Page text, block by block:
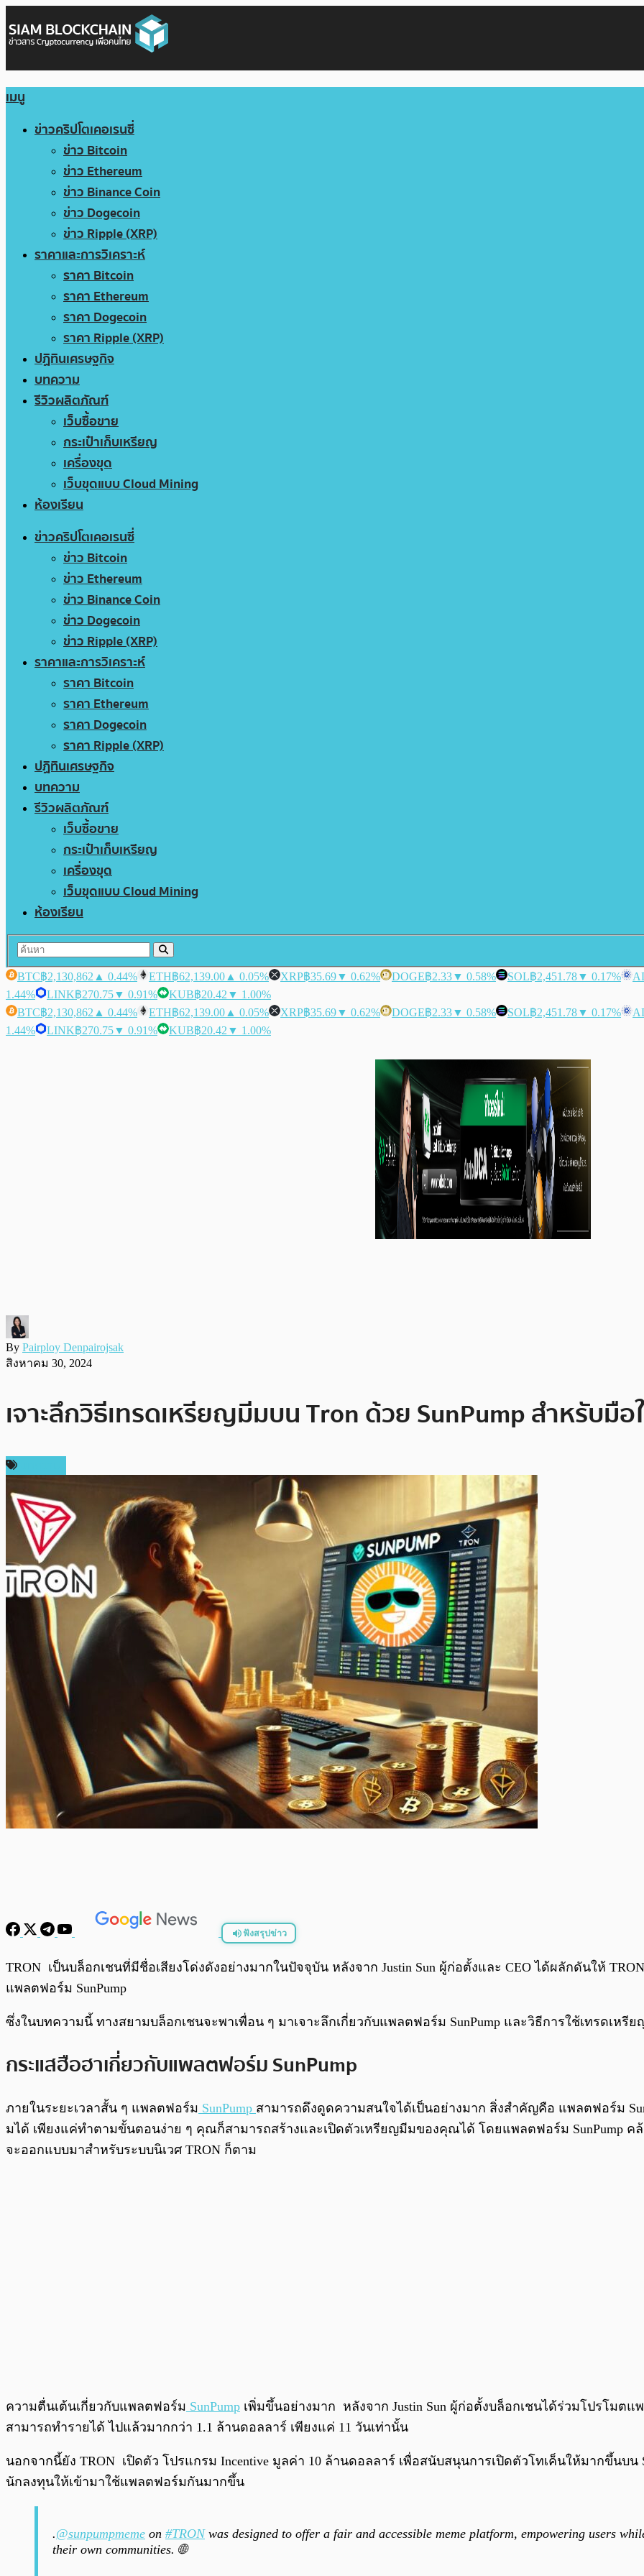
เมนู
ข่าวคริปโตเคอเรนซี่
ข่าว Bitcoin
ข่าว Ethereum
ข่าว Binance Coin
ข่าว Dogecoin
ข่าว Ripple (XRP)
ราคาและการวิเคราะห์
ราคา Bitcoin
ราคา Ethereum
ราคา Dogecoin
ราคา Ripple (XRP)
ปฏิทินเศรษฐกิจ
บทความ
รีวิวผลิตภัณฑ์
เว็บซื้อขาย
กระเป๋าเก็บเหรียญ
เครื่องขุด
เว็บขุดแบบ Cloud Mining
ห้องเรียน
ข่าวคริปโตเคอเรนซี่
ข่าว Bitcoin
ข่าว Ethereum
ข่าว Binance Coin
ข่าว Dogecoin
ข่าว Ripple (XRP)
ราคาและการวิเคราะห์
ราคา Bitcoin
ราคา Ethereum
ราคา Dogecoin
ราคา Ripple (XRP)
ปฏิทินเศรษฐกิจ
บทความ
รีวิวผลิตภัณฑ์
เว็บซื้อขาย
กระเป๋าเก็บเหรียญ
เครื่องขุด
เว็บขุดแบบ Cloud Mining
ห้องเรียน
BTC฿2,130,862 ▲ 0.44% ETH฿62,139.00 ▲ 0.05% XRP฿35.69▼ 0.62% DOGE฿2.33▼ 0.58% SOL฿2,451.78▼ 0.17%
1.44%
LINK฿270.75▼ 0.91% KUB฿20.42 ▼ 1.00%
BTC฿2,130,862 ▲ 0.44% ETH฿62,139.00 ▲ 0.05% XRP฿35.69▼ 0.62% DOGE฿2.33▼ 0.58% SOL฿2,451.78▼ 0.17%
1.44%
LINK฿270.75▼ 0.91% KUB฿20.42 ▼ 1.00%
By Pairploy Denpairojsak
สิงหาคม 30, 2024
เจาะลึกวิธีเทรดเหรียญมีมบน Tron ด้วย SunPump สำหรับมือ
ฟังสรุปข่าว
พร้อมเล่น
TRON เป็นบล็อกเชนที่มีชื่อเสียงโด่งดังอย่างมากในปัจจุบัน หลังจาก Justin Sun ผู้ก่อตั้งและ CEO ได้ผลักดันให้
แพลตฟอร์ม SunPump
ซึ่งในบทความนี้ ทางสยามบล็อกเชนจะพาเพื่อน ๆ มาเจาะลึกเกี่ยวกับแพลตฟอร์ม SunPump และวิธีการใช้เทรดเห
กระแสฮือฮาเกี่ยวกับแพลตฟอร์ม SunPump
ภายในระยะเวลาสั้น ๆ แพลตฟอร์ม SunPump สามารถดึงดูดความสนใจได้เป็นอย่างมาก สิ่งสำคัญคือ แพลตฟอร์ม
มได้ เพียงแค่ทำตามขั้นตอนง่าย ๆ คุณก็สามารถสร้างและเปิดตัวเหรียญมีมของคุณได้ โดยแพลตฟอร์ม SunPump ค
จะออกแบบมาสำหรับระบบนิเวศ TRON ก็ตาม
ความตื่นเต้นเกี่ยวกับแพลตฟอร์ม SunPump เพิ่มขึ้นอย่างมาก หลังจาก Justin Sun ผู้ก่อตั้งบล็อกเชนได้ร่วมโปรโม
สามารถทำรายได้ ไปแล้วมากกว่า 1.1 ล้านดอลลาร์ เพียงแค่ 11 วันเท่านั้น
นอกจากนี้ยัง TRON เปิดตัว โปรแกรม Incentive มูลค่า 10 ล้านดอลลาร์ เพื่อสนับสนุนการเปิดตัวโทเค็นให้มากขึ้นบ
นักลงทุนให้เข้ามาใช้แพลตฟอร์มกันมากขึ้น
.@sunpumpmeme on #TRONwas designed to offer a fair and accessible meme platform, empowering users
their own communities. 🌐